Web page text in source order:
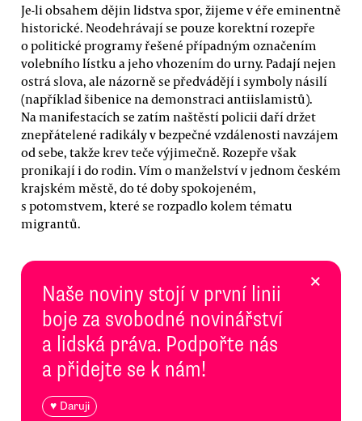
Je-li obsahem dějin lidstva spor, žijeme v éře eminentně
historické. Neodehrávají se pouze korektní rozepře
o politické programy řešené případným označením
volebního lístku a jeho vhozením do urny. Padají nejen
ostrá slova, ale názorně se předvádějí i symboly násilí
(například šibenice na demonstraci antiislamistů).
Na manifestacích se zatím naštěstí policii daří držet
znepřátelené radikály v bezpečné vzdálenosti navzájem
od sebe, takže krev teče výjimečně. Rozepře však
pronikají i do rodin. Vím o manželství v jednom českém
krajském městě, do té doby spokojeném,
s potomstvem, které se rozpadlo kolem tématu
migrantů.
Naše noviny stojí v první linii
boje za svobodné novinářství
a lidská práva. Podpořte nás
a přidejte se k nám!
♥ Daruji
×